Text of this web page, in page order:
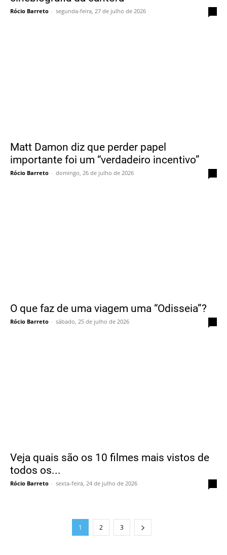
Rócio Barreto - segunda-feira, 27 de julho de 2026
Matt Damon diz que perder papel
importante foi um “verdadeiro incentivo”
Rócio Barreto - domingo, 26 de julho de 2026
O que faz de uma viagem uma “Odisseia”?
Rócio Barreto - sábado, 25 de julho de 2026
Veja quais são os 10 filmes mais vistos de
todos os...
Rócio Barreto - sexta-feira, 24 de julho de 2026
1 2 3